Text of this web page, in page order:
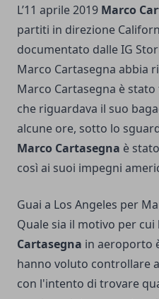
L’11 aprile 2019 Marco
partiti in direzione
documentato dalle IG
Marco Cartasegna abbia
Marco Cartasegna è
che riguardava il suo
alcune ore, sotto lo
Marco Cartasegna è
così ai suoi impegni
Guai a Los Angeles per
Quale sia il motivo per
Cartasegna in aeroporto
hanno voluto controllare
con l'intento di trovare